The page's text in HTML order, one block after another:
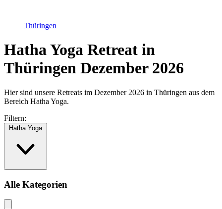
Thüringen
Hatha Yoga Retreat in
Thüringen Dezember 2026
Hier sind unsere Retreats im Dezember 2026 in Thüringen aus dem
Bereich Hatha Yoga.
Filtern:
Hatha Yoga
Alle Kategorien